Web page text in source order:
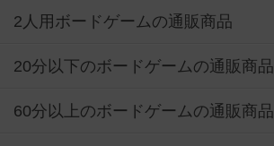
2人用ボードゲームの通販商品
20分以下のボードゲームの通販商品
60分以上のボードゲームの通販商品